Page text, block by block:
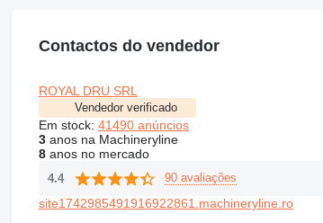
Contactos do vendedor
ROYAL DRU SRL
Vendedor verificado
Em stock: 41490 anúncios
3anos na Machineryline
8anos no mercado
4.4 90 avaliações
site1742985491916922861.machineryline.ro